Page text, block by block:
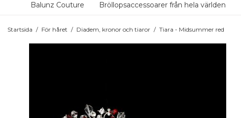
Balunz Couture
Bröllopsaccessoarer från hela världen
Startsida / För håret / Diadem, kronor och tiaror / Tiara - Midsummer red